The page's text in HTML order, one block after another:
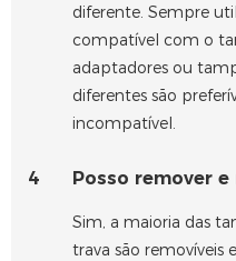
diferente. Sempre
compatível com o
adaptadores ou
diferentes são
incompatível.
4 Posso remover
Sim, a maioria das
trava são removíveis